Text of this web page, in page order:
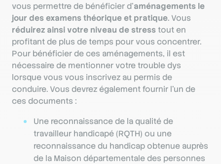
vous permettre de bénéficier d’aménagements le
jour des examens théorique et pratique. Vous
réduirez ainsi votre niveau de stresstout en
profitant de plus de temps pour vous concentrer.
Pour bénéficier de ces aménagements, il est
nécessaire de mentionner votre trouble dys
lorsque vous vous inscrivez au permis de
conduire. Vous devrez également fournir l’un de
ces documents :
Une reconnaissance de la qualité de
travailleur handicapé (RQTH) ou une
reconnaissance du handicap obtenue auprès
de la Maison départementale des personnes